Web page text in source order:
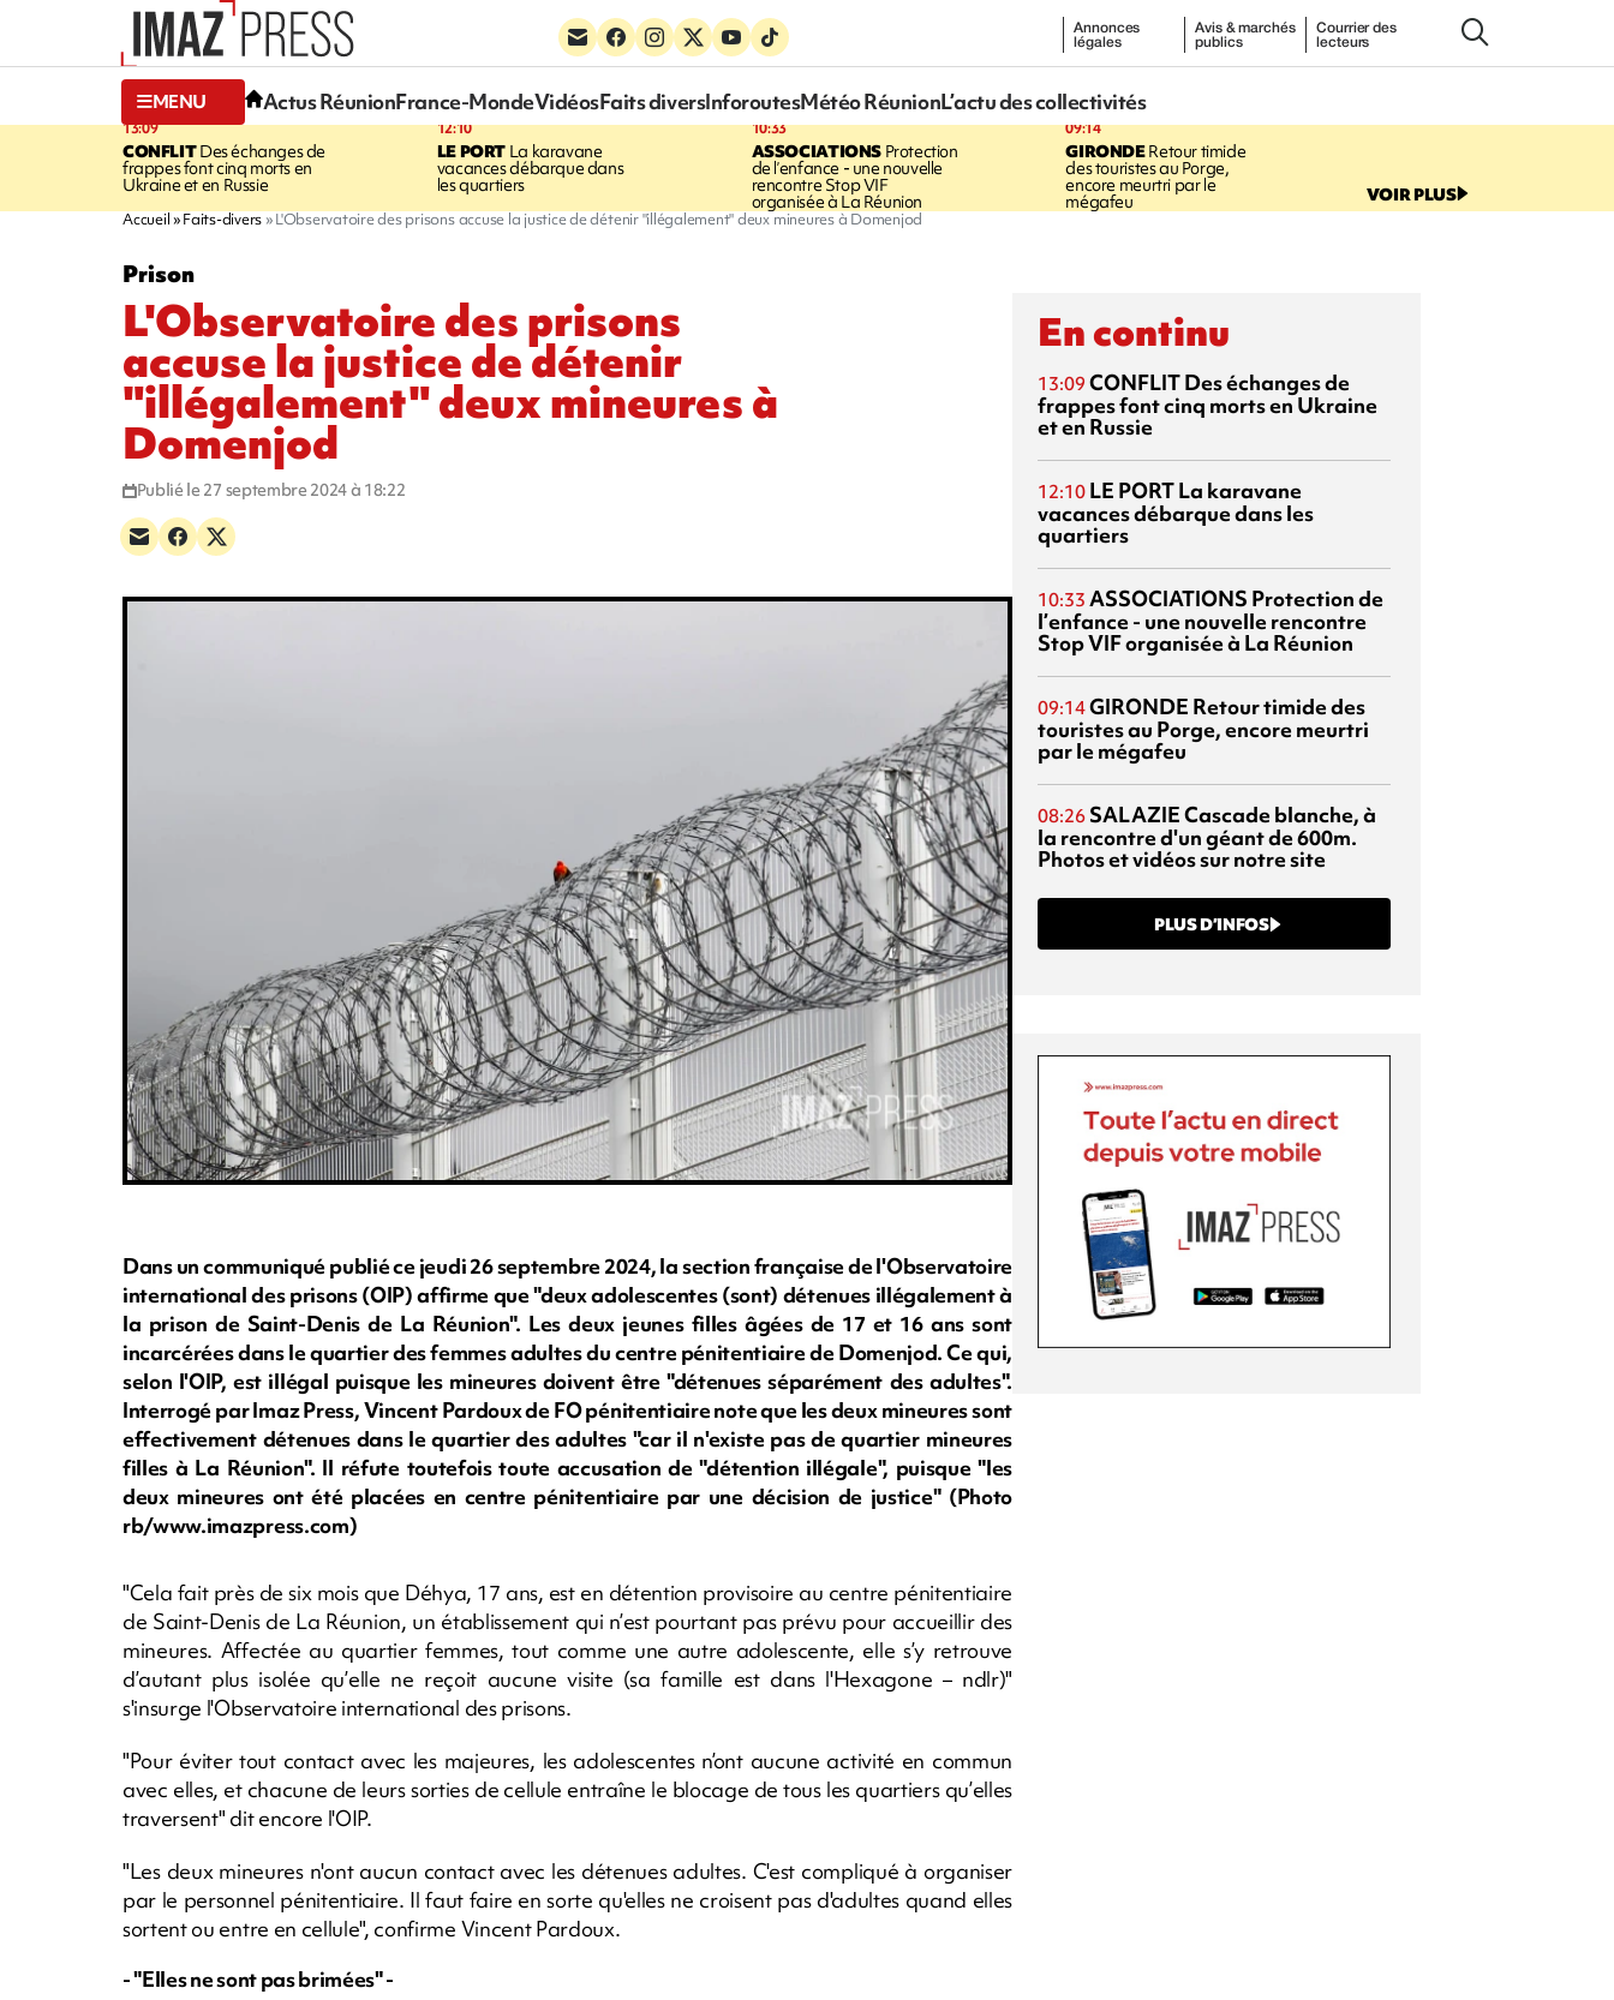
Annonces
légales
Avis & marchés
publics
Courrier des
lecteurs
MENU Actus RéunionFrance-MondeVidéosFaits diversInforoutesMétéo RéunionL’actu des collectivités
13:09
CONFLITDes échanges de
frappes font cinq morts en
Ukraine et en Russie
12:10
LE PORT La karavane
vacances débarque dans
les quartiers
10:33
ASSOCIATIONSProtection
de l’enfance - une nouvelle
rencontre Stop VIF
organisée à La Réunion
09:14
GIRONDERetour timide
des touristes au Porge,
encore meurtri par le
mégafeu VOIR PLUS
Accueil Faits-divers L'Observatoire des prisons accuse la justice de détenir "illégalement" deux mineures à Domenjod
Prison
L'Observatoire des prisons
accuse la justice de détenir
"illégalement" deux mineures à
Domenjod
Publié le 27 septembre 2024 à 18:22
Dans un communiqué publié ce jeudi 26 septembre 2024, la section française de l'Observatoire
international des prisons (OIP) affirme que "deux adolescentes (sont) détenues illégalement à
la prison de Saint-Denis de La Réunion". Les deux jeunes filles âgées de 17 et 16 ans sont
incarcérées dans le quartier des femmes adultes du centre pénitentiaire de Domenjod. Ce qui,
selon l'OIP, est illégal puisque les mineures doivent être "détenues séparément des adultes".
Interrogé par Imaz Press, Vincent Pardoux de FO pénitentiaire note que les deux mineures sont
effectivement détenues dans le quartier des adultes "car il n'existe pas de quartier mineures
filles à La Réunion". Il réfute toutefois toute accusation de "détention illégale", puisque "les
deux mineures ont été placées en centre pénitentiaire par une décision de justice" (Photo
rb/www.imazpress.com)
"Cela fait près de six mois que Déhya, 17 ans, est en détention provisoire au centre pénitentiaire
de Saint-Denis de La Réunion, un établissement qui n’est pourtant pas prévu pour accueillir des
mineures. Affectée au quartier femmes, tout comme une autre adolescente, elle s’y retrouve
d’autant plus isolée qu’elle ne reçoit aucune visite (sa famille est dans l'Hexagone – ndlr)"
s'insurge l'Observatoire international des prisons.
"Pour éviter tout contact avec les majeures, les adolescentes n’ont aucune activité en commun
avec elles, et chacune de leurs sorties de cellule entraîne le blocage de tous les quartiers qu’elles
traversent" dit encore l'OIP.
"Les deux mineures n'ont aucun contact avec les détenues adultes. C'est compliqué à organiser
par le personnel pénitentiaire. Il faut faire en sorte qu'elles ne croisent pas d'adultes quand elles
sortent ou entre en cellule", confirme Vincent Pardoux.
- "Elles ne sont pas brimées" -
En continu
13:09 CONFLITDes échanges de
frappes font cinq morts en Ukraine
et en Russie
12:10 LE PORTLa karavane
vacances débarque dans les
quartiers
10:33 ASSOCIATIONS Protection de
l’enfance - une nouvelle rencontre
Stop VIF organisée à La Réunion
09:14GIRONDE Retour timide des
touristes au Porge, encore meurtri
par le mégafeu
08:26 SALAZIECascade blanche, à
la rencontre d'un géant de 600m.
Photos et vidéos sur notre site
PLUS D’INFOS